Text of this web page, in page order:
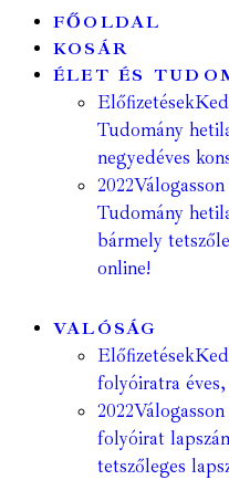
FŐOLDAL
KOSÁR
ÉLET ÉS
Előfizetések
Tudomány
negyedéves
2022
Tudomány
bármely
online!
VALÓSÁG
Előfizetések
folyóiratra
2022
folyóirat
tetszőleges